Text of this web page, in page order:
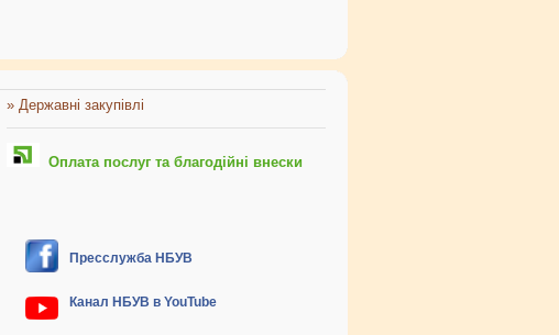
» Державні закупівлі
Оплата послуг та благодійні внески
Пресслужба НБУВ
Канал НБУВ в YouTube